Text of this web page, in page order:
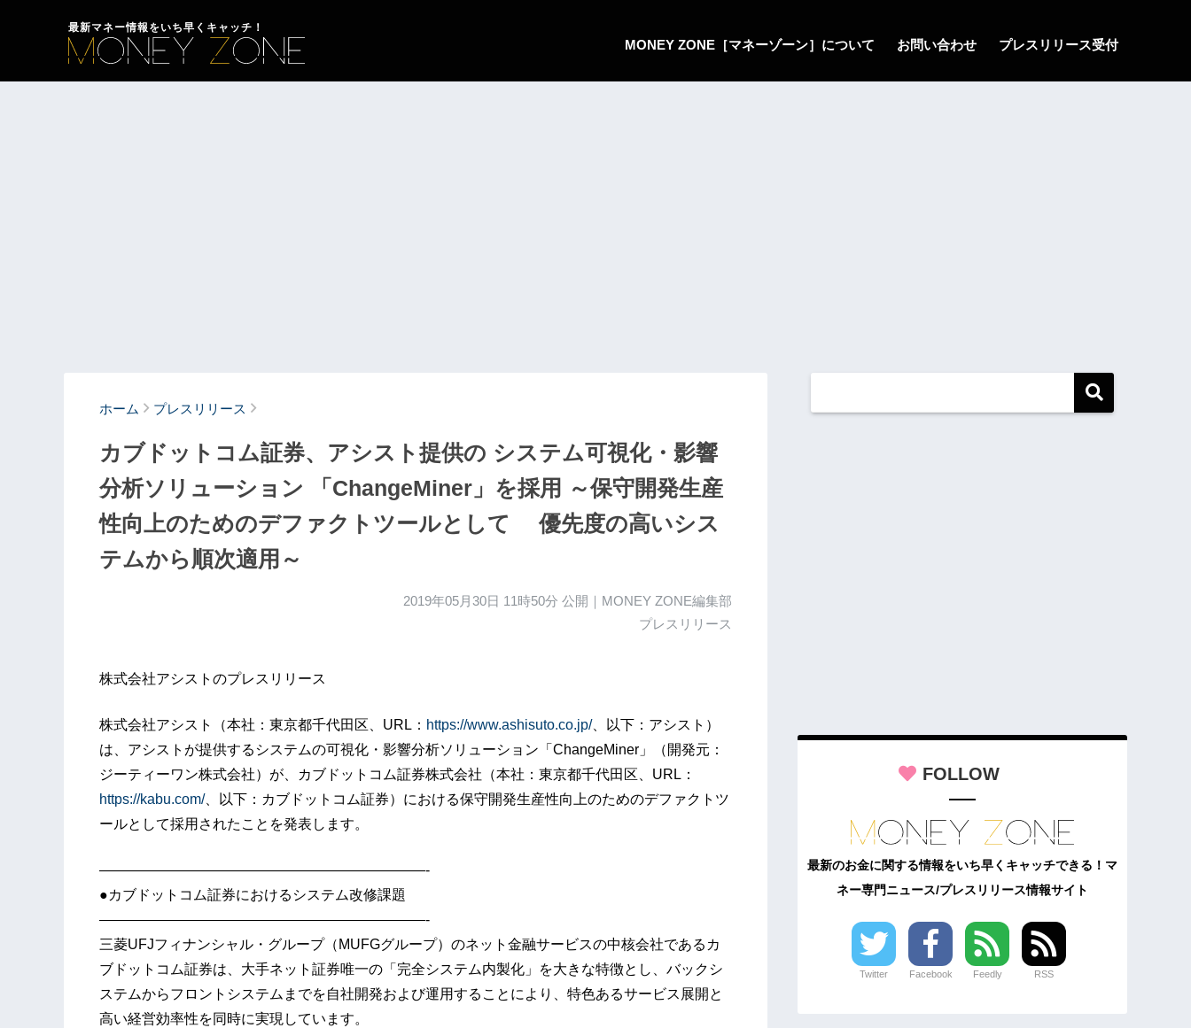
最新マネー情報をいち早くキャッチ！
MONEY ZONE［マネーゾーン］について お問い合わせ プレスリリース受付
ホーム プレスリリース
カブドットコム証券、アシスト提供の システム可視化・影響
分析ソリューション 「ChangeMiner」を採用 ～保守開発生産
性向上のためのデファクトツールとして 優先度の高いシス
テムから順次適用～
2019年05月30日 11時50分 公開｜MONEY ZONE編集部
プレスリリース
株式会社アシストのプレスリリース
株式会社アシスト（本社：東京都千代田区、URL： https://www.ashisuto.co.jp/、以下：アシスト）
は、アシストが提供するシステムの可視化・影響分析ソリューション「ChangeMiner」（開発元：
ジーティーワン株式会社）が、カブドットコム証券株式会社（本社：東京都千代田区、URL：
https://kabu.com/、以下：カブドットコム証券）における保守開発生産性向上のためのデファクトツ
ールとして採用されたことを発表します。
———————————————————————-
●カブドットコム証券におけるシステム改修課題
———————————————————————-
三菱UFJフィナンシャル・グループ（MUFGグループ）のネット金融サービスの中核会社であるカ
ブドットコム証券は、大手ネット証券唯一の「完全システム内製化」を大きな特徴とし、バックシ
ステムからフロントシステムまでを自社開発および運用することにより、特色あるサービス展開と
高い経営効率性を同時に実現しています。
FOLLOW
最新のお金に関する情報をいち早くキャッチできる！マ
ネー専門ニュース/プレスリリース情報サイト
Twitter Facebook Feedly RSS